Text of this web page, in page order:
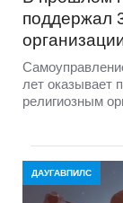
поддержал
лет оказывает
религиозным
ДАУГАВПИЛС